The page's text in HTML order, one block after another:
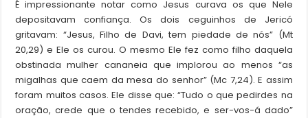
É impressionante notar como Jesus curava os que Nele
depositavam confiança. Os dois ceguinhos de Jericó
gritavam: “Jesus, Filho de Davi, tem piedade de nós” (Mt
20,29) e Ele os curou. O mesmo Ele fez como filho daquela
obstinada mulher cananeia que implorou ao menos “as
migalhas que caem da mesa do senhor” (Mc 7,24). E assim
foram muitos casos. Ele disse que: “Tudo o que pedirdes na
oração, crede que o tendes recebido, e ser-vos-á dado”